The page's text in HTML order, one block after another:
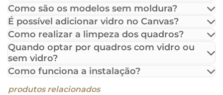
Como são os modelos sem moldura?
É possível adicionar vidro no Canvas?
Como realizar a limpeza dos quadros?
Quando optar por quadros com vidro ou
sem vidro?
Como funciona a instalação?
produtos relacionados